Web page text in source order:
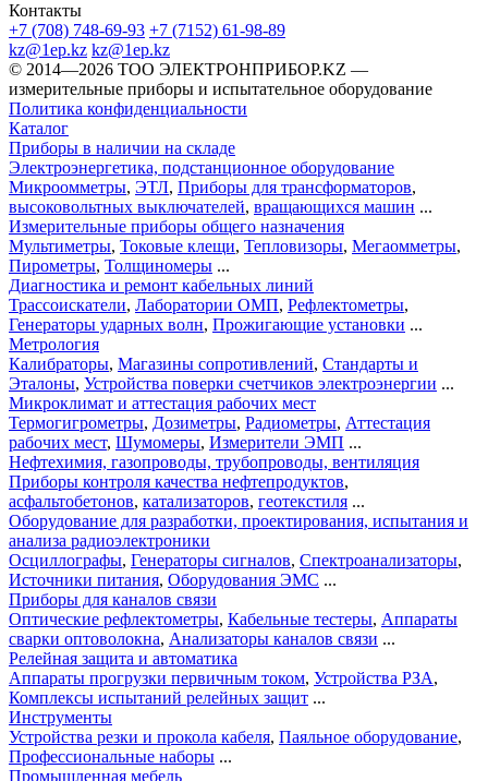
Контакты
+7 (708) 748-69-93 +7 (7152) 61-98-89
kz@1ep.kz kz@1ep.kz
©️ 2014—2026 ТОО ЭЛЕКТРОНПРИБОР.KZ —
измерительные приборы и испытательное оборудование
Политика конфиденциальности
Каталог
Приборы в наличии на складе
Электроэнергетика, подстанционное оборудование
Микроомметры, ЭТЛ, Приборы для трансформаторов,
высоковольтных выключателей, вращающихся машин ...
Измерительные приборы общего назначения
Мультиметры, Токовые клещи, Тепловизоры, Мегаомметры,
Пирометры, Толщиномеры ...
Диагностика и ремонт кабельных линий
Трассоискатели, Лаборатории ОМП, Рефлектометры,
Генераторы ударных волн, Прожигающие установки ...
Метрология
Калибраторы, Магазины сопротивлений, Стандарты и
Эталоны, Устройства поверки счетчиков электроэнергии ...
Микроклимат и аттестация рабочих мест
Термогигрометры, Дозиметры, Радиометры, Аттестация
рабочих мест, Шумомеры, Измерители ЭМП ...
Нефтехимия, газопроводы, трубопроводы, вентиляция
Приборы контроля качества нефтепродуктов,
асфальтобетонов, катализаторов, геотекстиля ...
Оборудование для разработки, проектирования, испытания и
анализа радиоэлектроники
Осциллографы, Генераторы сигналов, Спектроанализаторы,
Источники питания, Оборудования ЭМС ...
Приборы для каналов связи
Оптические рефлектометры, Кабельные тестеры, Аппараты
сварки оптоволокна, Анализаторы каналов связи ...
Релейная защита и автоматика
Аппараты прогрузки первичным током, Устройства РЗА,
Комплексы испытаний релейных защит ...
Инструменты
Устройства резки и прокола кабеля, Паяльное оборудование,
Профессиональные наборы ...
Промышленная мебель